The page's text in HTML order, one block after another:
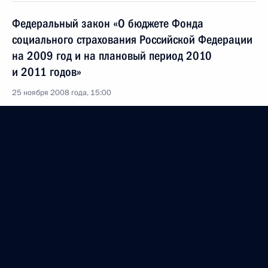
Федеральный закон «О бюджете Фонда
социального страхования Российской Федерации
на 2009 год и на плановый период 2010
и 2011 годов»
25 ноября 2008 года, 15:00